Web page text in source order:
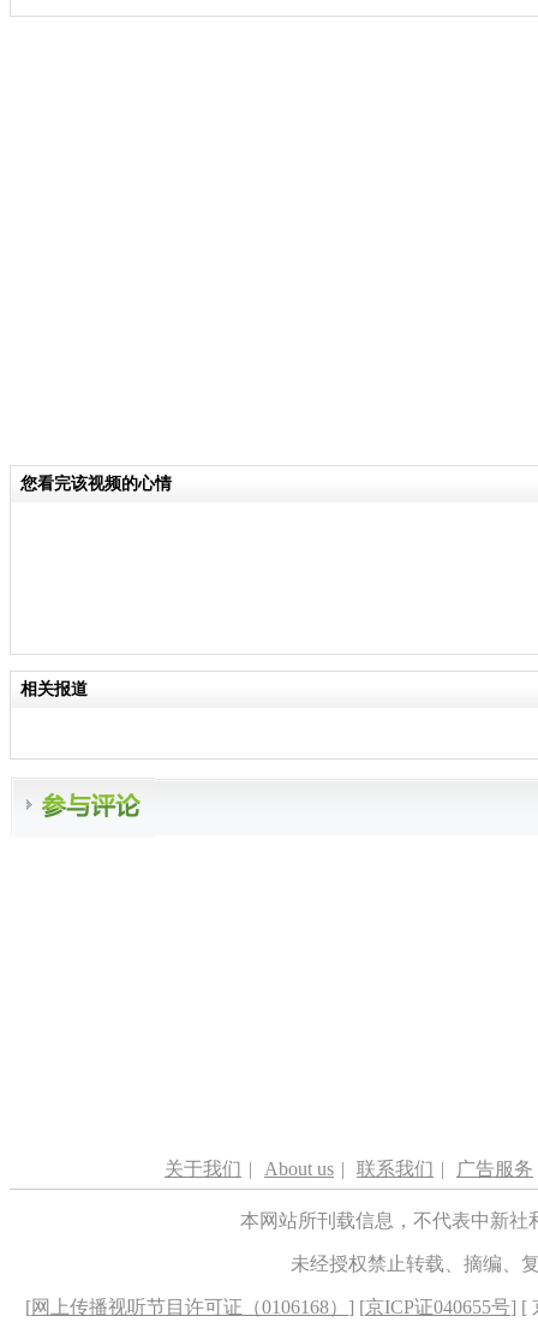
您看完该视频的心情
相关报道
关于我们 | About us | 联系我们 | 广告服务
本网站所刊载信息，不代表中新
未经授权禁止转载、摘编、
[网上传播视听节目许可证（0106168） ] [京ICP证040655号] [